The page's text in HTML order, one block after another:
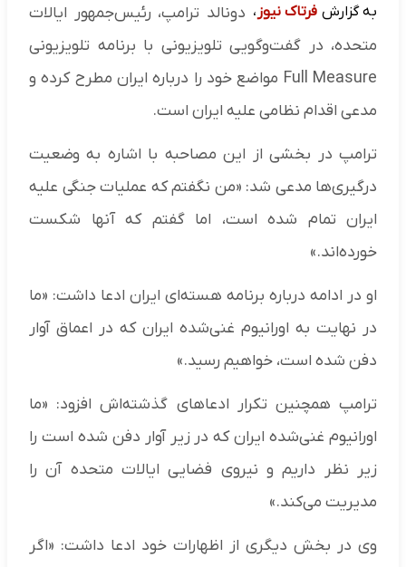
به گزارش فرتاک نیوز ، دونالد ترامپ، رئیس‌جمهور ایالات
متحده، در گفت‌وگویی تلویزیونی با برنامه تلویزیونی
Full Measure مواضع خود را درباره ایران مطرح کرده و
مدعی اقدام نظامی علیه ایران است.
ترامپ در بخشی از این مصاحبه با اشاره به وضعیت
درگیری‌ها مدعی شد: «من نگفتم که عملیات جنگی علیه
ایران تمام شده است، اما گفتم که آنها شکست
خورده‌اند.»
او در ادامه درباره برنامه هسته‌ای ایران ادعا داشت: «ما
در نهایت به اورانیوم غنی‌شده ایران که در اعماق آوار
دفن شده است، خواهیم رسید.»
ترامپ همچنین تکرار ادعا‌های گذشته‌اش افزود: «ما
اورانیوم غنی‌شده ایران که در زیر آوار دفن شده است را
زیر نظر داریم و نیروی فضایی ایالات متحده آن را
مدیریت می‌کند.»
وی در بخش دیگری از اظهارات خود ادعا داشت: «اگر